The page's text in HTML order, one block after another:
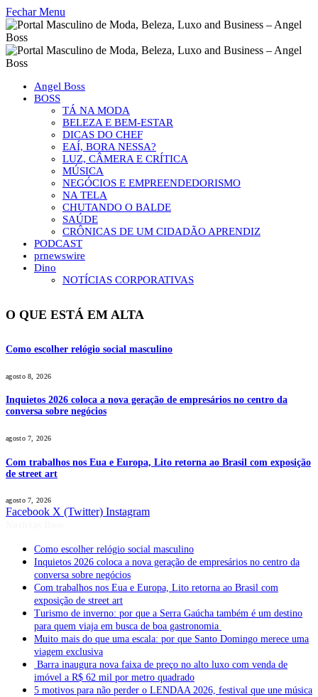
Fechar Menu
Angel Boss
BOSS
TÁ NA MODA
BELEZA E BEM-ESTAR
DICAS DO CHEF
EAÍ, BORA NESSA?
LUZ, CÂMERA E CRÍTICA
MÚSICA
NEGÓCIOS E EMPREENDEDORISMO
NA TELA
CHUTANDO O BALDE
SAÚDE
CRÔNICAS DE UM CIDADÃO APRENDIZ
PODCAST
prnewswire
Dino
NOTÍCIAS CORPORATIVAS
O QUE ESTÁ EM ALTA
Como escolher relógio social masculino
agosto 8, 2026
Inquietos 2026 coloca a nova geração de empresários no centro da
conversa sobre negócios
agosto 7, 2026
Com trabalhos nos Eua e Europa, Lito retorna ao Brasil com exposição
de street art
agosto 7, 2026
Facebook X (Twitter) Instagram
Como escolher relógio social masculino
Inquietos 2026 coloca a nova geração de empresários no centro da
conversa sobre negócios
Com trabalhos nos Eua e Europa, Lito retorna ao Brasil com
exposição de street art
Turismo de inverno: por que a Serra Gaúcha também é um destino
para quem viaja em busca de boa gastronomia
Muito mais do que uma escala: por que Santo Domingo merece uma
viagem exclusiva
Barra inaugura nova faixa de preço no alto luxo com venda de
imóvel a R$ 62 mil por metro quadrado
5 motivos para não perder o LENDAA 2026, festival que une música